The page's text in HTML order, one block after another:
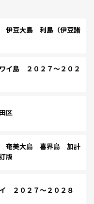
豆大島 利島（伊豆諸
イ島 ２０２７～２０２
区
奄美大島 喜界島 加計
版
２０２７～２０２８